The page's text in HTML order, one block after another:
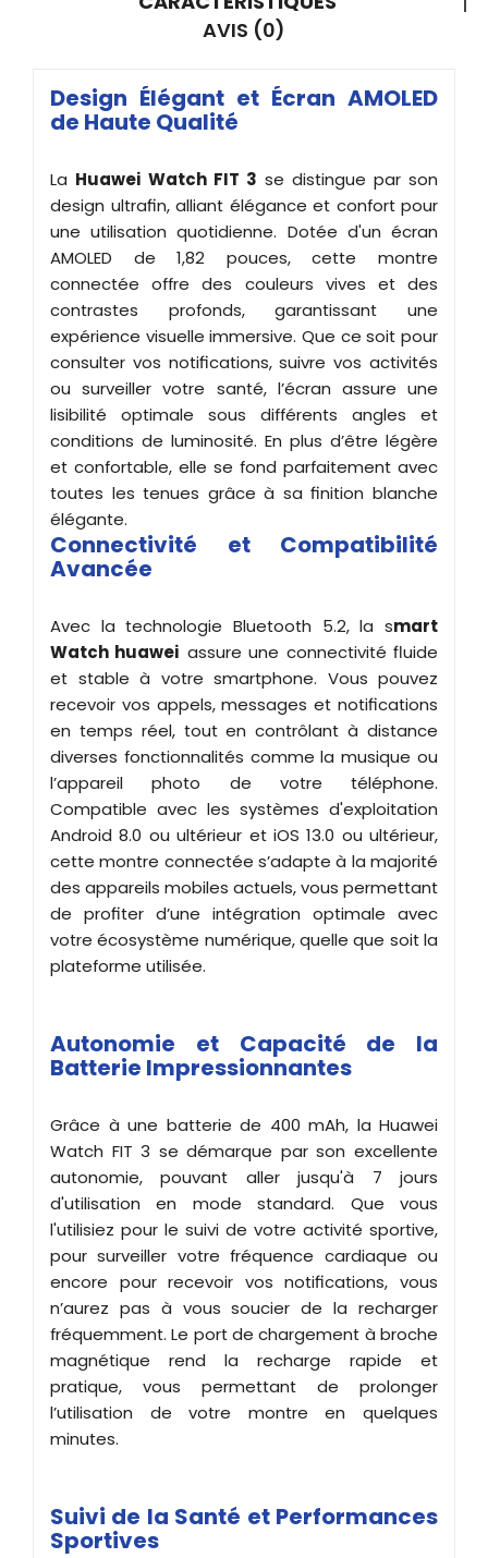
AVIS (0)
Design Élégant et Écran AMOLED
de Haute Qualité
La Huawei Watch FIT 3 se distingue par son
design ultrafin, alliant élégance et confort pour
une utilisation quotidienne. Dotée d'un écran
AMOLED de 1,82 pouces, cette montre
connectée offre des couleurs vives et des
contrastes profonds, garantissant une
expérience visuelle immersive. Que ce soit pour
consulter vos notifications, suivre vos activités
ou surveiller votre santé, l’écran assure une
lisibilité optimale sous différents angles et
conditions de luminosité. En plus d’être légère
et confortable, elle se fond parfaitement avec
toutes les tenues grâce à sa finition blanche
élégante.
Connectivité et Compatibilité
Avancée
Avec la technologie Bluetooth 5.2, la smart
Watch huawei assure une connectivité fluide
et stable à votre smartphone. Vous pouvez
recevoir vos appels, messages et notifications
en temps réel, tout en contrôlant à distance
diverses fonctionnalités comme la musique ou
l’appareil photo de votre téléphone.
Compatible avec les systèmes d'exploitation
Android 8.0 ou ultérieur et iOS 13.0 ou ultérieur,
cette montre connectée s’adapte à la majorité
des appareils mobiles actuels, vous permettant
de profiter d’une intégration optimale avec
votre écosystème numérique, quelle que soit la
plateforme utilisée.
Autonomie et Capacité de la
Batterie Impressionnantes
Grâce à une batterie de 400 mAh, la Huawei
Watch FIT 3 se démarque par son excellente
autonomie, pouvant aller jusqu'à 7 jours
d'utilisation en mode standard. Que vous
l'utilisiez pour le suivi de votre activité sportive,
pour surveiller votre fréquence cardiaque ou
encore pour recevoir vos notifications, vous
n’aurez pas à vous soucier de la recharger
fréquemment. Le port de chargement à broche
magnétique rend la recharge rapide et
pratique, vous permettant de prolonger
l’utilisation de votre montre en quelques
minutes.
Suivi de la Santé et Performances
Sportives